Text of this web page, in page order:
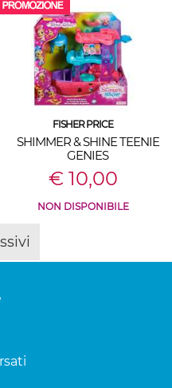
FISHER PRICE
SHIMMER & SHINE TEENIE
GENIES
€ 10,00
NON DISPONIBILE